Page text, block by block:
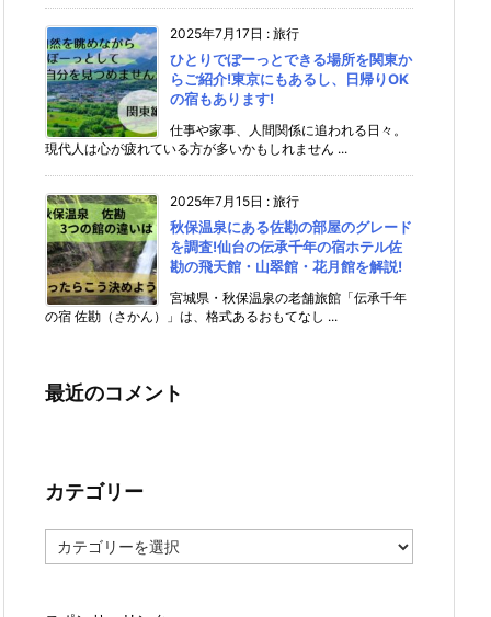
2025年7月17日 : 旅行
ひとりでぼーっとできる場所を関東か
らご紹介!東京にもあるし、日帰りOK
の宿もあります!
仕事や家事、人間関係に追われる日々。
現代人は心が疲れている方が多いかもしれません ...
2025年7月15日 : 旅行
秋保温泉にある佐勘の部屋のグレード
を調査!仙台の伝承千年の宿ホテル佐
勘の飛天館・山翠館・花月館を解説!
宮城県・秋保温泉の老舗旅館「伝承千年
の宿 佐勘（さかん）」は、格式あるおもてなし ...
最近のコメント
カテゴリー
テ